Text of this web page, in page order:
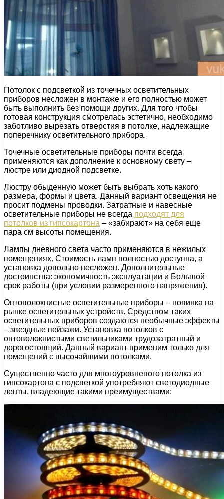
Потолок с подсветкой из точечных осветительных
приборов несложен в монтаже и его полностью может
быть выполнить без помощи других. Для того чтобы
готовая конструкция смотрелась эстетично, необходимо
заботливо вырезать отверстия в потолке, надлежащие
поперечнику осветительного прибора.
Точечные осветительные приборы почти всегда
применяются как дополнение к основному свету –
люстре или диодной подсветке.
Люстру обыденную может быть выбрать хоть какого
размера, формы и цвета. Данный вариант освещения не
просит подмены проводки. Затратные и навесные
осветительные приборы не всегда подходят для
потолков из гипсокартона – «забирают» на себя еще
пара см высоты помещения.
Лампы дневного света часто применяются в нежилых
помещениях. Стоимость ламп полностью доступна, а
установка довольно несложен. Дополнительные
достоинства: экономичность эксплуатации и Большой
срок работы (при условии размеренного напряжения).
Оптоволокнистые осветительные приборы – новинка на
рынке осветительных устройств. Средством таких
осветительных приборов создаются необычные эффекты
– звездные пейзажи. Установка потолков с
оптоволокнистыми светильниками трудозатратный и
дорогостоящий. Данный вариант применим только для
помещений с высочайшими потолками.
Существенно часто для многоуровневого потолка из
гипсокартона с подсветкой употребляют светодиодные
ленты, владеющие такими преимуществами: